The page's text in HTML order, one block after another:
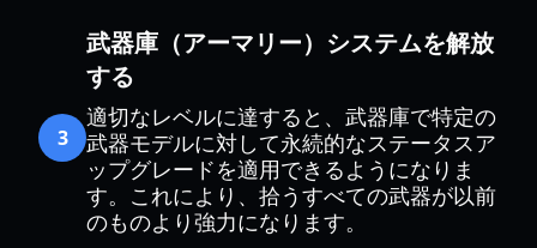
3
武器庫（アーマリー）システムを解放
する
適切なレベルに達すると、武器庫で特定の
武器モデルに対して永続的なステータスア
ップグレードを適用できるようになりま
す。これにより、拾うすべての武器が以前
のものより強力になります。